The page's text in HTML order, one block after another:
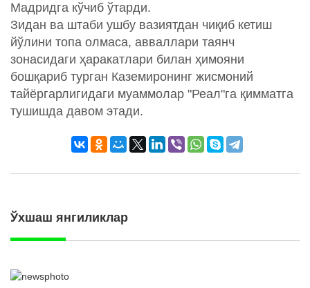
Мадридга кўчиб ўтарди.
Зидан ва штаби ушбу вазиятдан чиқиб кетиш
йўлини топа олмаса, авваллари таянч
зонасидаги ҳаракатлари билан ҳимояни
бошқариб турган Каземиронинг жисмоний
тайёргарлигидаги муаммолар "Реал"га қимматга
тушишда давом этади.
Ўхшаш янгиликлар